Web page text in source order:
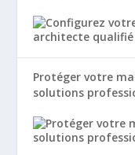
Protéger votre
solutions